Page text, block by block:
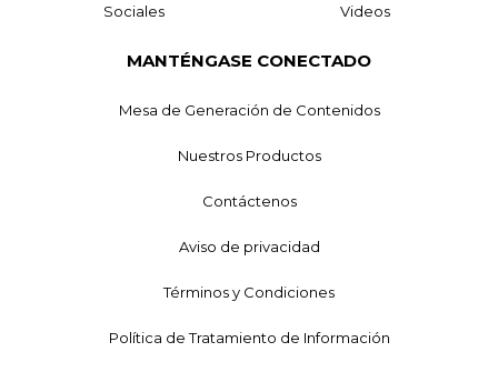
Sociales Videos
MANTÉNGASE CONECTADO
Mesa de Generación de Contenidos
Nuestros Productos
Contáctenos
Aviso de privacidad
Términos y Condiciones
Política de Tratamiento de Información